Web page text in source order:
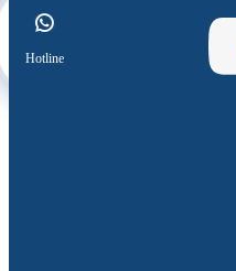
Hotline